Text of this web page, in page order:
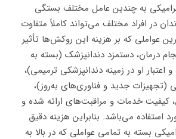
به چندین عامل مختلف بستگی
در افراد مختلف می‌تواند کاملاً متفاوت
عواملی که بر هزینه این روکش‌ها تأثیر
درمان، دستمزد دندانپزشک (بسته به
اعتبار او در زمینه دندانپزشکی ترمیمی)،
(تجهیزات جدید و فناوری‌های به‌روز)،
کیفیت خدمات و مراقبت‌های ارائه شده و
استفاده می‌باشد. بنابراین هزینه دقیق
بسته به تمامی عواملی که در بالا به